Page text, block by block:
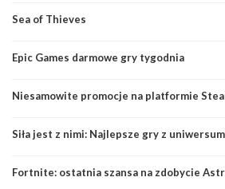
Sea of Thieves
Epic Games darmowe gry tygodnia
Niesamowite promocje na platformie
Siła jest z nimi: Najlepsze gry z
Fortnite: ostatnia szansa na zdobycie